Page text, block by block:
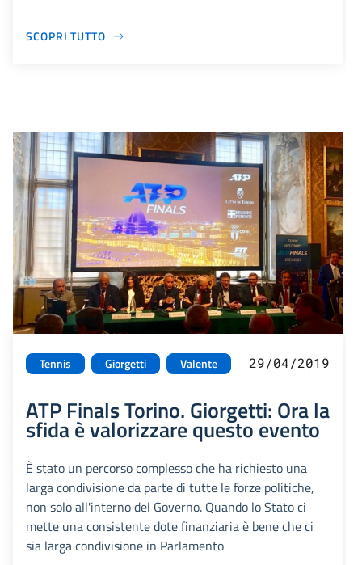
SCOPRI TUTTO
Tennis Giorgetti Valente 29/04/2019
ATP Finals Torino. Giorgetti: Ora la
sfida è valorizzare questo evento
È stato un percorso complesso che ha richiesto una
larga condivisione da parte di tutte le forze politiche,
non solo all'interno del Governo. Quando lo Stato ci
mette una consistente dote finanziaria è bene che ci
sia larga condivisione in Parlamento